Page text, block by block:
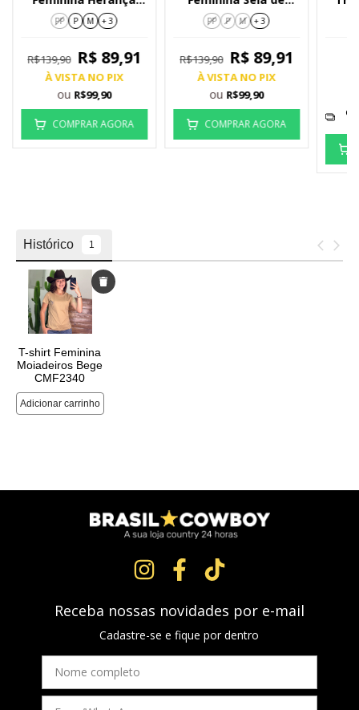
6304
PP P M + 3
R$139,90 R$ 89,91
À VISTA NO PIX
ou R$99,90
COMPRAR AGORA
Flores 6289
PP P M + 3
R$139,90 R$ 89,91
À VISTA NO PIX
ou R$99,90
COMPRAR AGORA
Receba nossas novidades por e-mail
Cadastre-se e fique por dentro